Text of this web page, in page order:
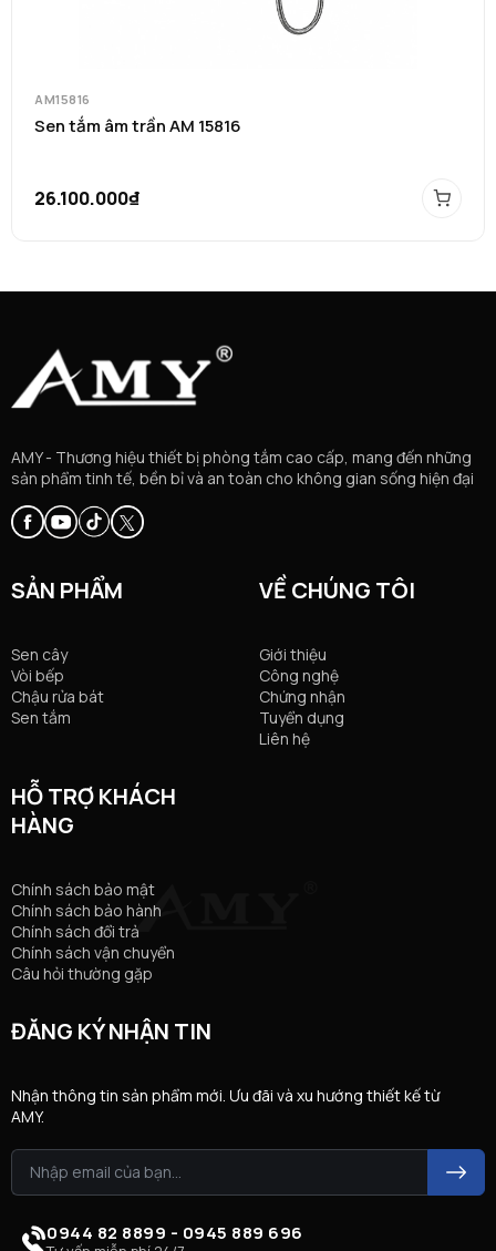
AM15816
Sen tắm âm trần AM 15816
26.100.000₫
AMY - Thương hiệu thiết bị phòng tắm cao cấp, mang đến những
sản phẩm tinh tế, bền bỉ và an toàn cho không gian sống hiện đại
SẢN PHẨM
Sen cây
Vòi bếp
Chậu rửa bát
Sen tắm
VỀ CHÚNG TÔI
Giới thiệu
Công nghệ
Chứng nhận
Tuyển dụng
Liên hệ
HỖ TRỢ KHÁCH
HÀNG
Chính sách bảo mật
Chính sách bảo hành
Chính sách đổi trả
Chính sách vận chuyển
Câu hỏi thường gặp
ĐĂNG KÝ NHẬN TIN
Nhận thông tin sản phẩm mới. Ưu đãi và xu hướng thiết kế từ
AMY.
0944 82 8899 - 0945 889 696